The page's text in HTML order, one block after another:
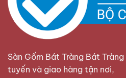
Sàn Gốm Bát Tràng Bát
tuyến và giao hàng tận nơi,